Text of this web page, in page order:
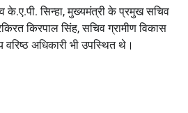
सिन्हा, मुख्यमंत्री के प्रमुख सचिव
किरपाल सिंह, सचिव ग्रामीण विकास
अधिकारी भी उपस्थित थे।